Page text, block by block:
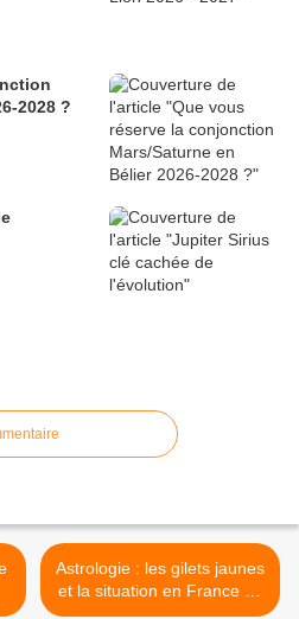
2028 ?
Astrologie : les gilets jaunes
et la situation en France en
2019 >